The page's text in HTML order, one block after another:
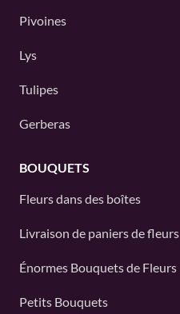
Pivoines
Lys
Tulipes
Gerberas
BOUQUETS
Fleurs dans des boîtes
Livraison de paniers de fleurs
Énormes Bouquets de Fleurs
Petits Bouquets